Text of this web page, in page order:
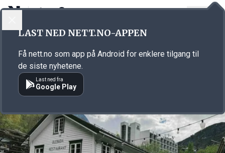
Annonsørinnhold
LAST NED NETT.NO-APPEN
Få nett.no som app på Android for enklere tilgang til
de siste nyhetene.
Last ned fra
Google Play